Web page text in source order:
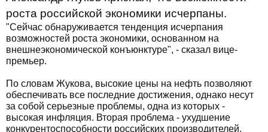
роста российской экономики исчерпаны.
"Сейчас обнаруживается тенденция исчерпания
возможностей роста экономики, основанном на
внешнеэкономической конъюнктуре", - сказал вице-
премьер.
По словам Жукова, высокие цены на нефть позволяют
обеспечивать все последние достижения, однако несут
за собой серьезные проблемы, одна из которых -
высокая инфляция. Вторая проблема - ухудшение
конкурентоспособности российских производителей.